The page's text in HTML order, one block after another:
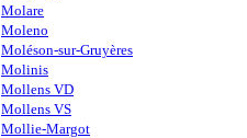
Molare
Moleno
Moléson-sur-Gruyères
Molinis
Mollens VD
Mollens VS
Mollie-Margot